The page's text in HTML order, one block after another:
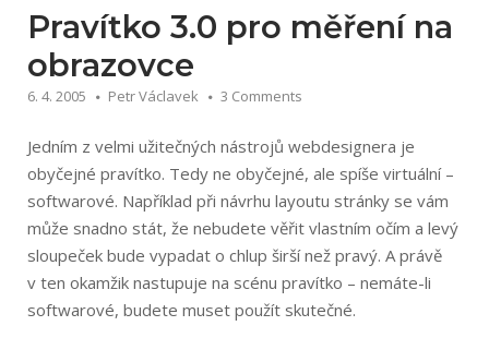
webdesignu“
Pravítko 3.0 pro měření na
obrazovce
6. 4. 2005 Petr Václavek 3 Comments
Jedním z velmi užitečných nástrojů webdesignera je
obyčejné pravítko. Tedy ne obyčejné, ale spíše virtuální –
softwarové. Například při návrhu layoutu stránky se vám
může snadno stát, že nebudete věřit vlastním očím a levý
sloupeček bude vypadat o chlup širší než pravý. A právě
v ten okamžik nastupuje na scénu pravítko – nemáte-li
softwarové, budete muset použít skutečné.